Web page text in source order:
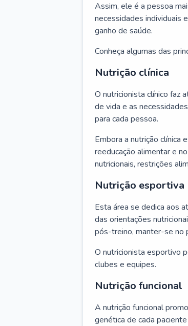
Assim, ele é a pessoa
necessidades individuais
ganho de saúde.
Conheça algumas das
Nutrição clínica
O nutricionista clínico faz
de vida e as
para cada pessoa.
Embora a nutrição clínica
reeducação alimentar e
nutricionais, restrições
Nutrição esportiva
Esta área se dedica aos
das orientações
pós-treino, manter-se no
O nutricionista esportivo
clubes e equipes.
Nutrição funcional
A nutrição funcional
genética de cada